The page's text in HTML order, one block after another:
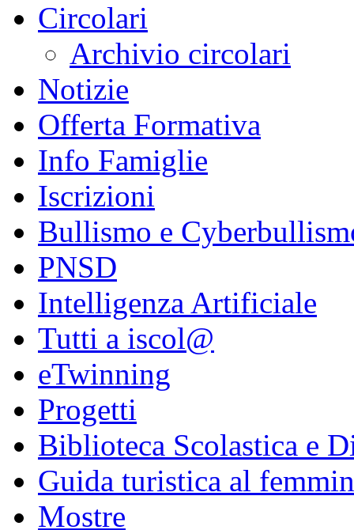
Circolari
Archivio circolari
Notizie
Offerta Formativa
Info Famiglie
Iscrizioni
Bullismo e
PNSD
Intelligenza Artificiale
Tutti a iscol@
eTwinning
Progetti
Biblioteca Scolastica e
Guida turistica al
Mostre